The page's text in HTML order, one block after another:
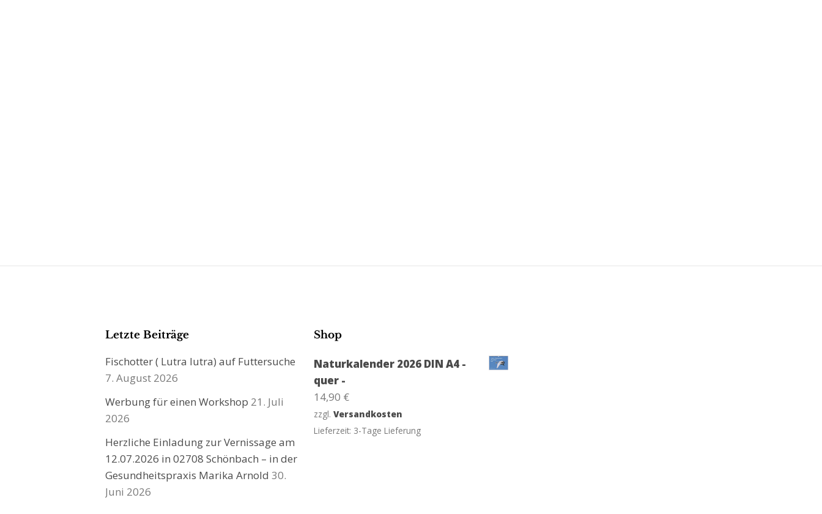
Letzte Beiträge
Fischotter ( Lutra lutra) auf Futtersuche
7. August 2026
Werbung für einen Workshop 21. Juli
2026
Herzliche Einladung zur Vernissage am
12.07.2026 in 02708 Schönbach – in der
Gesundheitspraxis Marika Arnold 30.
Juni 2026
Shop
Naturkalender 2026 DIN A4 -
quer -
14,90 €
zzgl.Versandkosten
Lieferzeit: 3-Tage Lieferung